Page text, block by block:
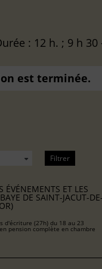
: 12 h. ; 9 h
est terminée.
Filtrer
ÉVÉNEMENTS ET LES
DE SAINT-JACUT-DE-
d'écriture (27h) du 18 au 23
pension complète en chambre